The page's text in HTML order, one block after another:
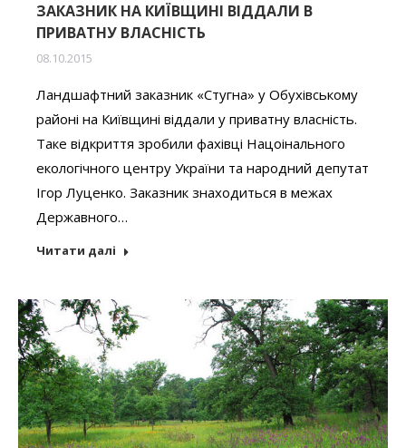
ЗАКАЗНИК НА КИЇВЩИНІ ВІДДАЛИ В
ПРИВАТНУ ВЛАСНІСТЬ
08.10.2015
Ландшафтний заказник «Стугна» у Обухівському
районі на Київщині віддали у приватну власність.
Таке відкриття зробили фахівці Нацоінального
екологічного центру України та народний депутат
Ігор Луценко. Заказник знаходиться в межах
Державного…
Читати далі